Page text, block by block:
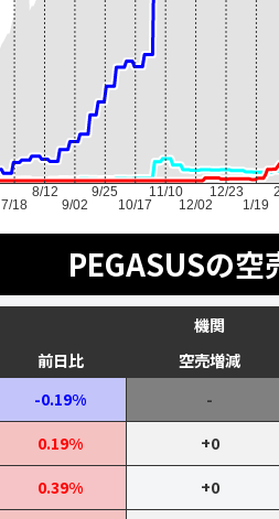
7/18
8/12
9/02
9/25
10/17
11/10
12/02
12/23
1/19
PEGASUSの空
機関
前日比 空売増減
-0.19%
-
0.19%
+0
0.39%
+0